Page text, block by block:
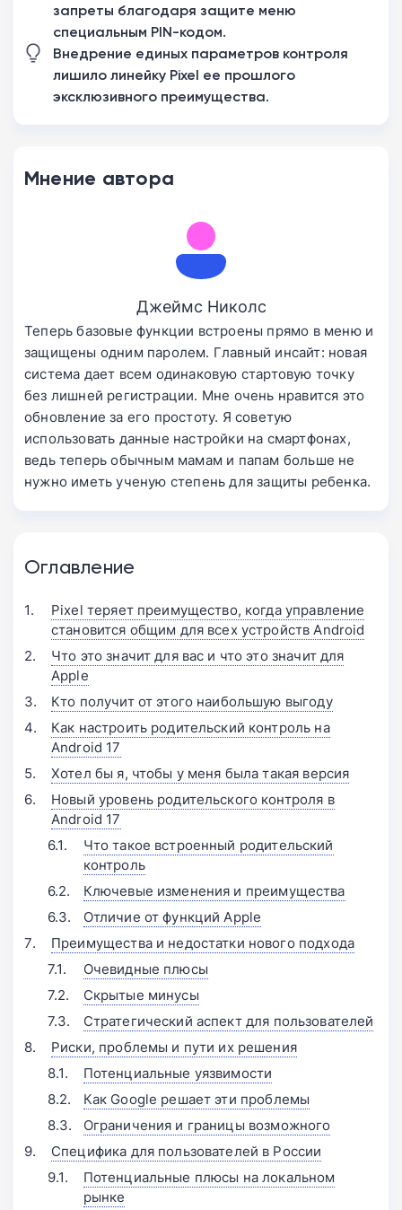
запреты благодаря защите меню
специальным PIN-кодом.
Внедрение единых параметров контроля
лишило линейку Pixel ее прошлого
эксклюзивного преимущества.
Мнение автора
Джеймс Николс
Теперь базовые функции встроены прямо в меню и
защищены одним паролем. Главный инсайт: новая
система дает всем одинаковую стартовую точку
без лишней регистрации. Мне очень нравится это
обновление за его простоту. Я советую
использовать данные настройки на смартфонах,
ведь теперь обычным мамам и папам больше не
нужно иметь ученую степень для защиты ребенка.
Оглавление
Pixel теряет преимущество, когда управление
становится общим для всех устройств Android
Что это значит для вас и что это значит для
Apple
Кто получит от этого наибольшую выгоду
Как настроить родительский контроль на
Android 17
Хотел бы я, чтобы у меня была такая версия
Новый уровень родительского контроля в
Android 17
Что такое встроенный родительский
контроль
Ключевые изменения и преимущества
Отличие от функций Apple
Преимущества и недостатки нового подхода
Очевидные плюсы
Скрытые минусы
Стратегический аспект для пользователей
Риски, проблемы и пути их решения
Потенциальные уязвимости
Как Google решает эти проблемы
Ограничения и границы возможного
Специфика для пользователей в России
Потенциальные плюсы на локальном
рынке